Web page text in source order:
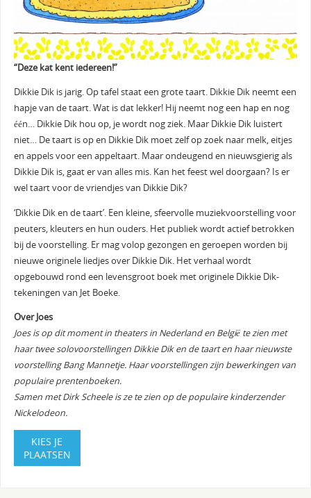
“Deze kat kent iedereen!”
Dikkie Dik is jarig. Op tafel staat een grote taart. Dikkie Dik neemt een
hapje van de taart. Wat is dat lekker! Hij neemt nog een hap en nog
één… Dikkie Dik hou op, je wordt nog ziek. Maar Dikkie Dik luistert
niet… De taart is op en Dikkie Dik moet zelf op zoek naar melk, eitjes
en appels voor een appeltaart. Maar ondeugend en nieuwsgierig als
Dikkie Dik is, gaat er van alles mis. Kan het feest wel doorgaan? Is er
wel taart voor de vriendjes van Dikkie Dik?
‘Dikkie Dik en de taart’. Een kleine, sfeervolle muziekvoorstelling voor
peuters, kleuters en hun ouders. Het publiek wordt actief betrokken
bij de voorstelling. Er mag volop gezongen en geroepen worden bij
nieuwe originele liedjes over Dikkie Dik. Het verhaal wordt
opgebouwd rond een levensgroot boek met originele Dikkie Dik-
tekeningen van Jet Boeke.
Over Joes
Joes is op dit moment in theaters in Nederland en België te zien met
haar twee solovoorstellingen Dikkie Dik en de taart en haar nieuwste
voorstelling Bang Mannetje. Haar voorstellingen zijn bewerkingen van
populaire prentenboeken.
Samen met Dirk Scheele is ze te zien op de populaire kinderzender
Nickelodeon.
KIES JE
PLAATSEN